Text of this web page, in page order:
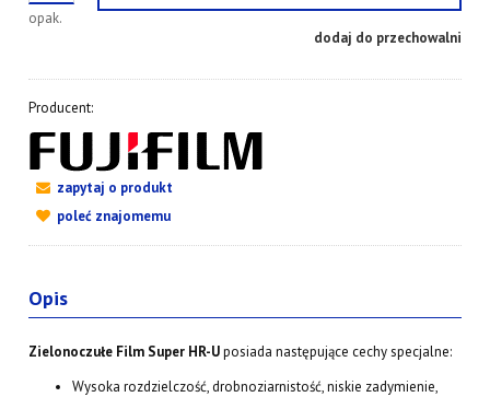
opak.
dodaj do przechowalni
Producent:
zapytaj o produkt
poleć znajomemu
Opis
Zielonoczułe Film Super HR-Uposiada następujące cechy specjalne:
Wysoka rozdzielczość, drobnoziarnistość, niskie zadymienie,